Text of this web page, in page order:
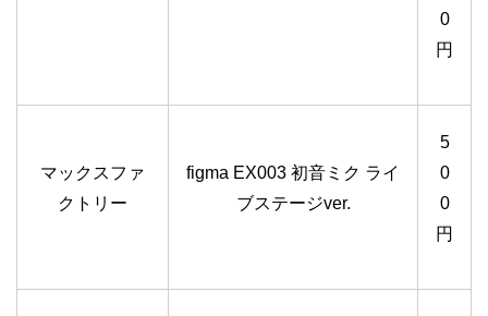
0
円
マックスファ
クトリー
figma EX003 初音ミク ライ
ブステージver.
5
0
0
円